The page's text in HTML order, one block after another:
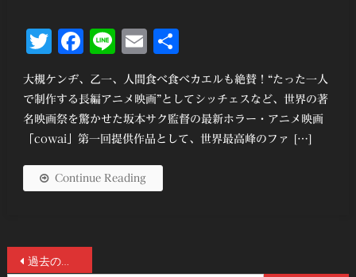
Twitter
Facebook
LineEmail
大槻ケンヂ、乙一、人間食べ食べカエルも絶賛！“たった一人
で制作する長編アニメ映画”としてシッチェスなど、世界の著
名映画祭を驚かせた坂本サク監督の最新ホラー・アニメ映画
「cowai」第一回提供作品として、世界最高峰のファ […]
Continue Reading
投過去の投稿